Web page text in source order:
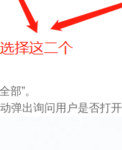
部”。
弹出询问用户是否打